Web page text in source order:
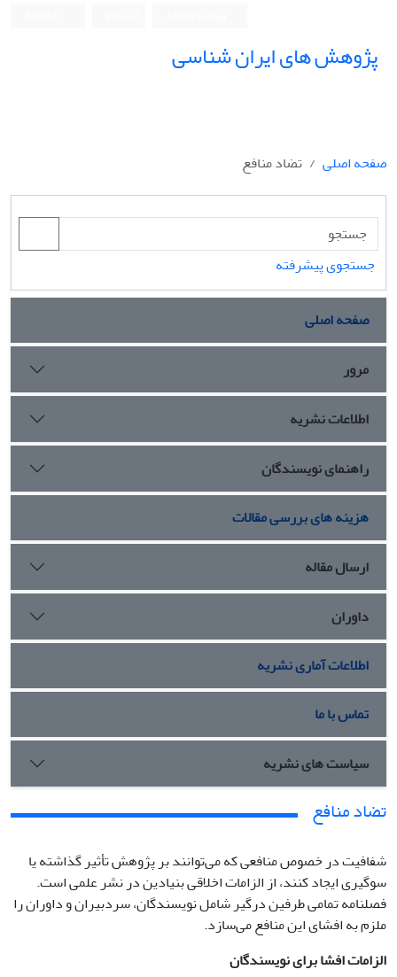
پژوهش های ایران شناسی
صفحه اصلی تضاد منافع
جستجوی پیشرفته
صفحه اصلی
مرور
اطلاعات نشریه
راهنمای نویسندگان
هزینه های بررسی مقالات
ارسال مقاله
داوران
اطلاعات آماری نشریه
تماس با ما
سیاست های نشریه
تضاد منافع
شفافیت در خصوص منافعی که می‌توانند بر پژوهش تأثیر گذاشته یا
سوگیری ایجاد کنند، از الزامات اخلاقی بنیادین در نشر علمی است.
فصلنامه تمامی طرفین درگیر شامل نویسندگان، سردبیران و داوران را
ملزم به افشای این منافع می‌سازد.
الزامات افشا برای نویسندگان